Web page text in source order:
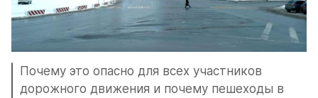
Почему это опасно для всех участников
дорожного движения и почему пешеходы в